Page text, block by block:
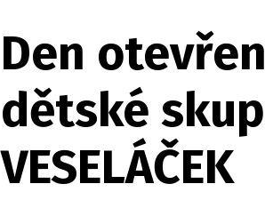
Den
dětské
VESELÁČEK